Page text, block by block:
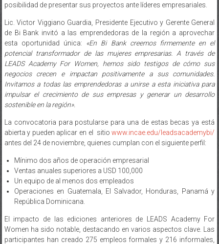
Asimismo, tendrán acceso a una red de networking regional y la
Lic. Victor Viggiano Guardia, Presidente Ejecutivo y Gerente General
de Bi Bank invitó a las emprendedoras de la región a aprovechar
esta oportunidad única:«En Bi Bank creemos firmemente en el
potencial transformador de las mujeres empresarias. A través de
LEADS Academy For Women, hemos sido testigos de cómo sus
negocios crecen e impactan positivamente a sus comunidades.
Invitamos a todas las emprendedoras a unirse a esta iniciativa para
impulsar el crecimiento de sus empresas y generar un desarrollo
La convocatoria para postularse para una de estas becas ya está
abierta y pueden aplicar en el sitio www.incae.edu/leadsacademybi/
Mínimo dos años de operación empresarial
Ventas anuales superiores a USD 100,000
Un equipo de al menos dos empleados
Operaciones en Guatemala, El Salvador, Honduras, Panamá y
El impacto de las ediciones anteriores de LEADS Academy For
Women ha sido notable, destacando en varios aspectos clave. Las